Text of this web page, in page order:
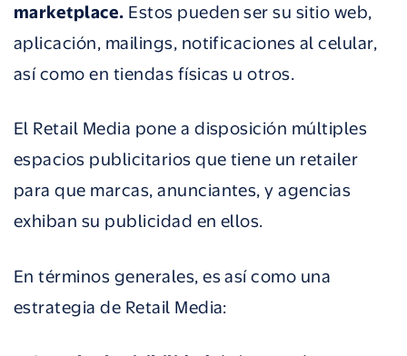
marketplace. Estos pueden ser su sitio web,
aplicación, mailings, notificaciones al celular,
así como en tiendas físicas u otros.
El Retail Media pone a disposición múltiples
espacios publicitarios que tiene un retailer
para que marcas, anunciantes, y agencias
exhiban su publicidad en ellos.
En términos generales, es así como una
estrategia de Retail Media: